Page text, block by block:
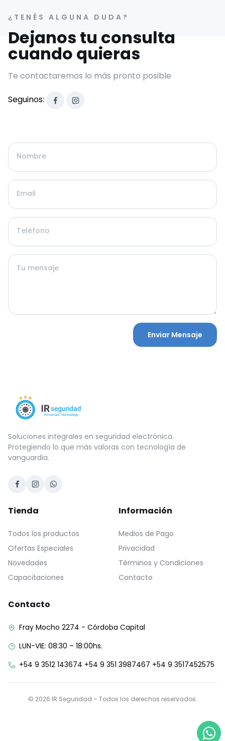
¿TENÉS ALGUNA DUDA?
Dejanos tu consulta
cuando quieras
Te contactaremos lo más pronto posible
Seguinos:
Nombre
Email
Teléfono
Tu mensaje
Enviar Mensaje
Soluciones integrales en seguridad electrónica.
Protegiendo lo que más valoras con tecnología de
vanguardia.
Tienda
Todos los productos
Ofertas Especiales
Novedades
Capacitaciones
Información
Medios de Pago
Privacidad
Términos y Condiciones
Contacto
Contacto
Fray Mocho 2274 - Córdoba Capital
LUN-VIE: 08:30 – 18:00hs.
+54 9 3512 143674 +54 9 351 3987467 +54 9 3517452575
© 2026 IR Seguridad – Todos los derechos reservados.